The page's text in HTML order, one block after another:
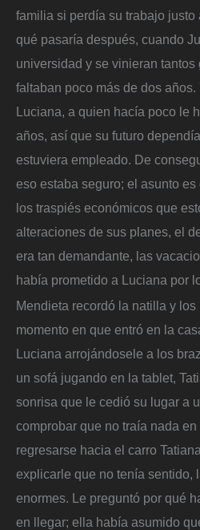
familia si perdía su trabajo justo
qué pasaría después, cuando
universidad y se vinieran tantos
faltaban poco más de dos
Luciana, a quien hacía poco le
años, así que su futuro
estuviera empleado. De
eso estaba seguro; el asunto
los traspiés económicos que
alteraciones de sus planes, el
era tan demandante, las
había prometido a Luciana por
Mendieta recordó la natilla y
momento en que entró en la
Luciana arrojándosele a los
un sofá jugando en la tablet,
sonrisa que le cedió su lugar a
comprobar que no traía nada
regresarse hacia el carro
explicarle que no tenía sentido,
enormes. Le preguntó por qué
en llegar; ella había asumido